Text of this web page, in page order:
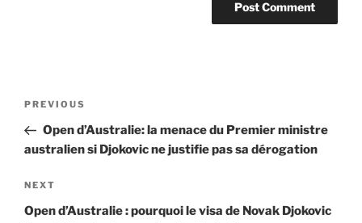
Previous
Post
PREVIOUS
Open d’Australie: la menace du Premier ministre
australien si Djokovic ne justifie pas sa dérogation
Next
Post
NEXT
Open d’Australie : pourquoi le visa de Novak Djokovic